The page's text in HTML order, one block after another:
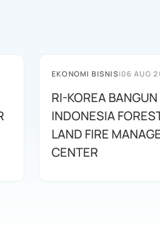
EKONOMI BISNIS|06 AUG
RI-KOREA BANGUN
INDONESIA
LAND FIRE
CENTER